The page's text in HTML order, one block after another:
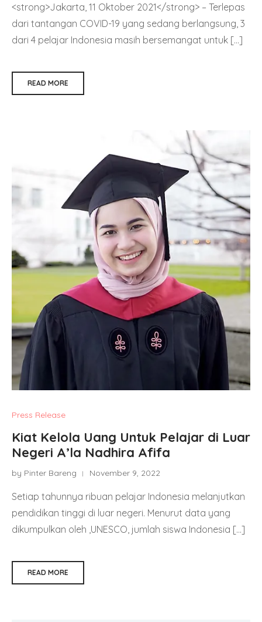
<strong>Jakarta, 11 Oktober 2021</strong> – Terlepas
dari tantangan COVID-19 yang sedang berlangsung, 3
dari 4 pelajar Indonesia masih bersemangat untuk […]
READ MORE
Press Release
Kiat Kelola Uang Untuk Pelajar di Luar
Negeri A’la Nadhira Afifa
by Pinter Bareng November 9, 2022
Setiap tahunnya ribuan pelajar Indonesia melanjutkan
pendidikan tinggi di luar negeri. Menurut data yang
dikumpulkan oleh ,UNESCO, jumlah siswa Indonesia […]
READ MORE